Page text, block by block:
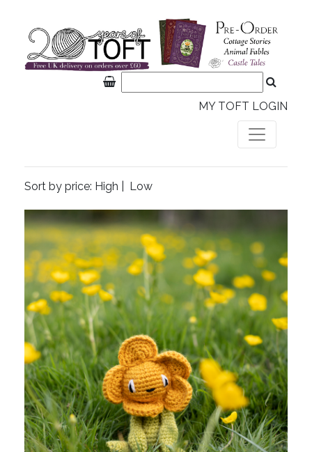
MY TOFT LOGIN
Sort by price: High Low